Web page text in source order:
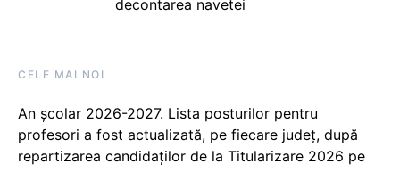
decontarea navetei
CELE MAI NOI
An școlar 2026-2027. Lista posturilor pentru
profesori a fost actualizată, pe fiecare județ, după
repartizarea candidaților de la Titularizare 2026 pe